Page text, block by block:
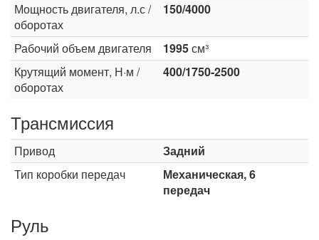
Мощность двигателя, л.с /
оборотах
150/4000
Рабочий объем двигателя 1995см³
Крутящий момент, Н·м /
оборотах
400/1750-2500
Трансмиссия
Привод
Задний
Тип коробки передач
Механическая, 6
передач
Руль